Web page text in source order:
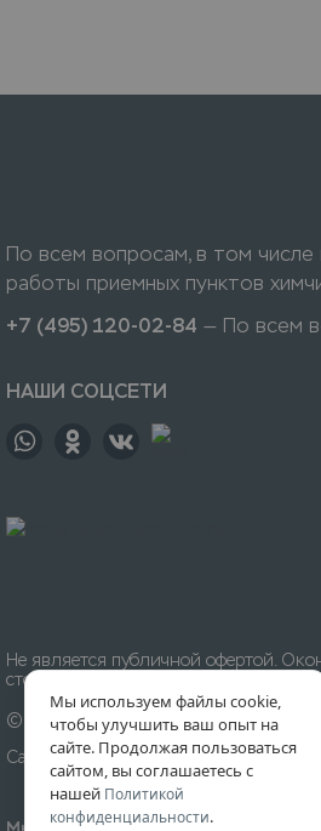
Мы используем файлы cookie,
чтобы улучшить ваш опыт на
сайте. Продолжая пользоваться
сайтом, вы соглашаетесь с
нашей Политикой
конфиденциальности.
По всем вопросам, в том
работы приемных пунктов
+7 (495) 120-02-84 — По всем
НАШИ СОЦСЕТИ
Не является публичной офертой.
стоимость уточняйте на приёмных
© 1996-2026Химчистка «Леда». Все
Сайт разработан и создан Digital-